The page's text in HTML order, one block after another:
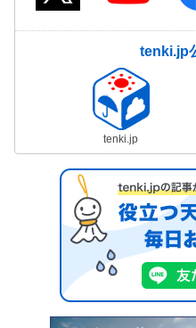
tenki.jp
tenki.jp